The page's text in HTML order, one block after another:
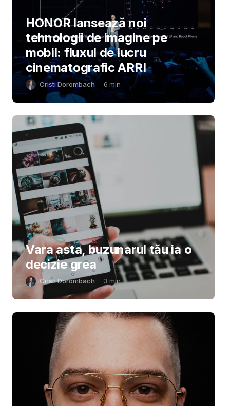
HONOR lansează noi
tehnologii de imagine pe
mobil: fluxul de lucru
cinematografic ARRI
Cristi Dorombach 6 min
Vara asta, buzunarul tău ia o
decizie grea
Cristi Dorombach 3 min